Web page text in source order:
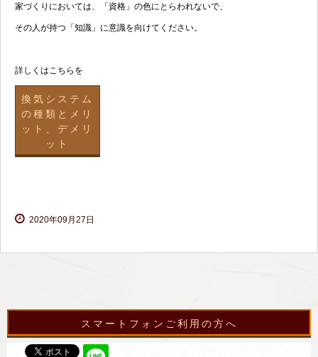
家づくりにおいては、「資格」の色にとらわれないで、
その人が持つ「知識」に意識を向けてください。
詳しくはこちらを
換気システム
の種類とメリ
ット、デメリ
ット
2020年09月27日
スマートフォンご利用の方へ